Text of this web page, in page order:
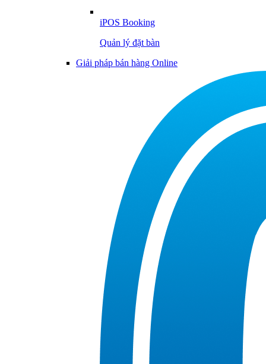
iPOS Booking
Quản lý đặt bàn
Giải pháp bán hàng Online